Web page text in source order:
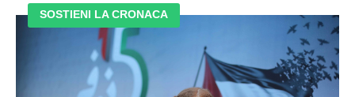
SOSTIENI LA CRONACA